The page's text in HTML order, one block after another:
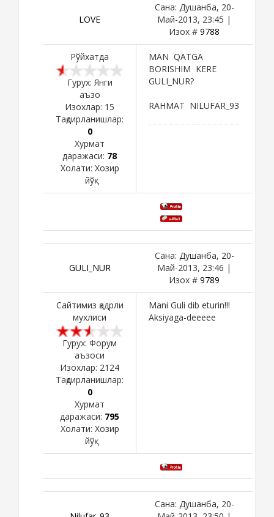
LOVE
Сана: Душанба, 20-
Май-2013, 23:45 |
Изох # 9788
Рўйхатда
Гурух: Янги
аъзо
Изохлар: 15
Тақдирланишлар:
0
Хурмат
даражаси: 78
Холати: Хозир
йўқ
MAN QATGA
BORISHIM KERE
GULI_NUR?
RAHMAT NILUFAR_93
GULI_NUR
Сана: Душанба, 20-
Май-2013, 23:46 |
Изох # 9789
Сайтимиз қадрли
мухлиси
Гурух: Форум
аъзоси
Изохлар: 2124
Тақдирланишлар:
0
Хурмат
даражаси: 795
Холати: Хозир
йўқ
Mani Guli dib eturin!!!
Aksiyaga-deeeee
Сана: Душанба, 20-